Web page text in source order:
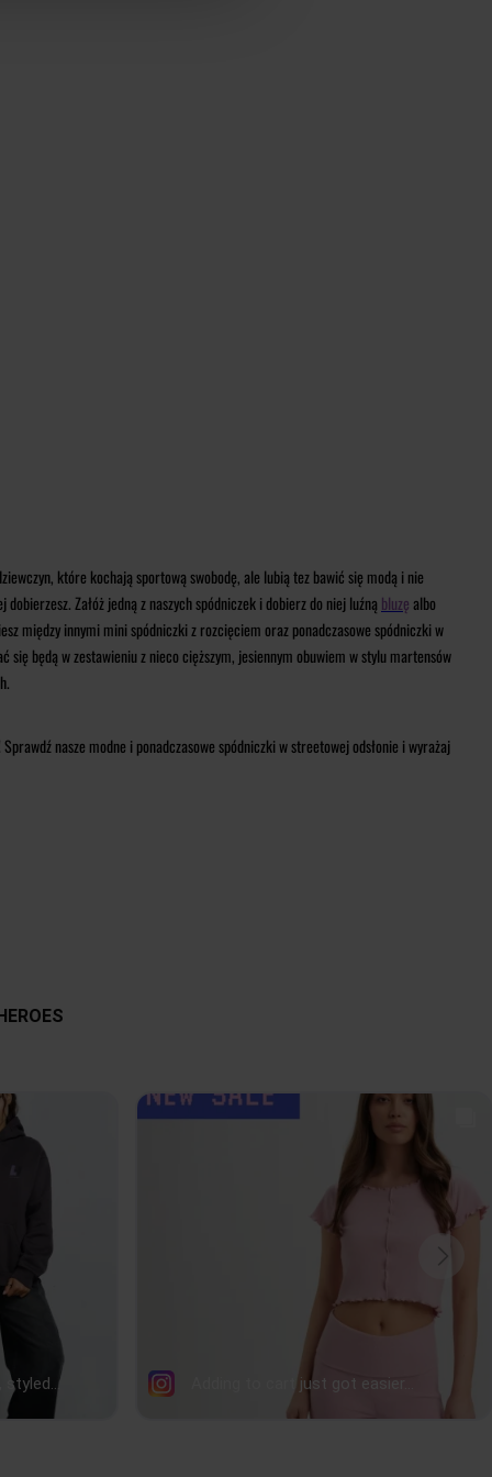
które kochają sportową swobodę, ale lubią tez bawić się modą i nie
Załóż jedną z naszych spódniczek i dobierz do niej luźną bluzę albo
między innymi mini spódniczki z rozcięciem oraz ponadczasowe spódniczki w
się będą w zestawieniu z nieco cięższym, jesiennym obuwiem w stylu martensów
nasze modne i ponadczasowe spódniczki w streetowej odsłonie i wyrażaj